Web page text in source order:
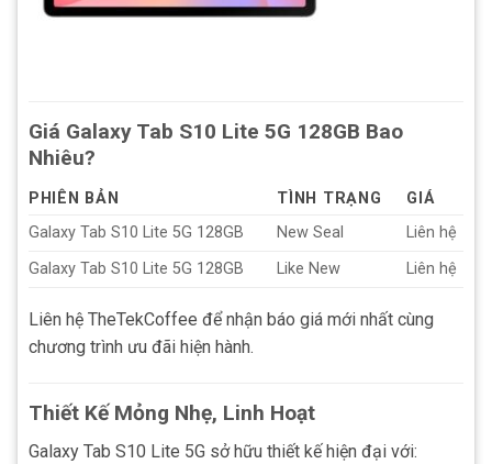
Giá Galaxy Tab S10 Lite 5G 128GB Bao
Nhiêu?
PHIÊN BẢN TÌNH TRẠNG
GIÁ
Galaxy Tab S10 Lite 5G 128GB
New Seal
Liên hệ
Galaxy Tab S10 Lite 5G 128GB
Like New Liên hệ
Liên hệ TheTekCoffee để nhận báo giá mới nhất cùng
chương trình ưu đãi hiện hành.
Thiết Kế Mỏng Nhẹ, Linh Hoạt
Galaxy Tab S10 Lite 5G sở hữu thiết kế hiện đại với: